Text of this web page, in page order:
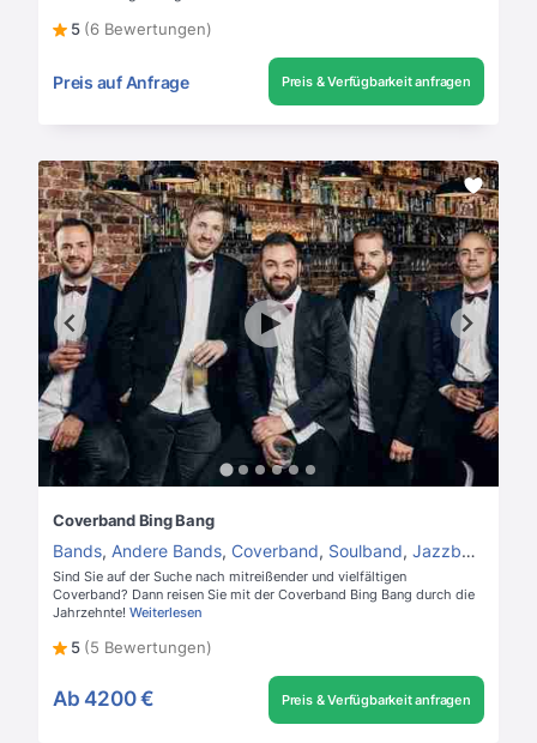
5 (6 Bewertungen)
Preis auf Anfrage Preis & Verfügbarkeit anfragen
Coverband Bing Bang
Bands, Andere Bands, Coverband, Soulband, Jazzband
Sind Sie auf der Suche nach mitreißender und vielfältigen
Coverband? Dann reisen Sie mit der Coverband Bing Bang durch die
Jahrzehnte! Weiterlesen
5 (5 Bewertungen)
Ab 4200 € Preis & Verfügbarkeit anfragen